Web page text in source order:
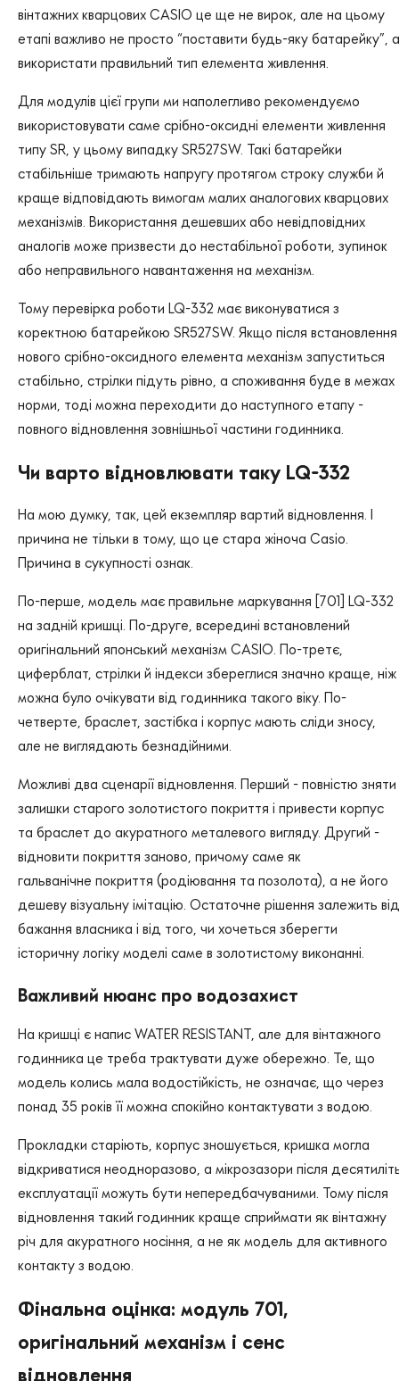
вінтажних кварцових CASIO це ще не вирок, але на цьому
етапі важливо не просто “поставити будь-яку батарейку”, а
використати правильний тип елемента живлення.
Для модулів цієї групи ми наполегливо рекомендуємо
використовувати саме срібно-оксидні елементи живлення
типу SR, у цьому випадку SR527SW. Такі батарейки
стабільніше тримають напругу протягом строку служби й
краще відповідають вимогам малих аналогових кварцових
механізмів. Використання дешевших або невідповідних
аналогів може призвести до нестабільної роботи, зупинок
або неправильного навантаження на механізм.
Тому перевірка роботи LQ-332 має виконуватися з
коректною батарейкою SR527SW. Якщо після встановлення
нового срібно-оксидного елемента механізм запуститься
стабільно, стрілки підуть рівно, а споживання буде в межах
норми, тоді можна переходити до наступного етапу -
повного відновлення зовнішньої частини годинника.
Чи варто відновлювати таку LQ-332
На мою думку, так, цей екземпляр вартий відновлення. І
причина не тільки в тому, що це стара жіноча Casio.
Причина в сукупності ознак.
По-перше, модель має правильне маркування [701] LQ-332
на задній кришці. По-друге, всередині встановлений
оригінальний японський механізм CASIO. По-третє,
циферблат, стрілки й індекси збереглися значно краще, ніж
можна було очікувати від годинника такого віку. По-
четверте, браслет, застібка і корпус мають сліди зносу,
але не виглядають безнадійними.
Можливі два сценарії відновлення. Перший - повністю зняти
залишки старого золотистого покриття і привести корпус
та браслет до акуратного металевого вигляду. Другий -
відновити покриття заново, причому саме як
гальванічне покриття (родіювання та позолота), а не його
дешеву візуальну імітацію. Остаточне рішення залежить від
бажання власника і від того, чи хочеться зберегти
історичну логіку моделі саме в золотистому виконанні.
Важливий нюанс про водозахист
На кришці є напис WATER RESISTANT, але для вінтажного
годинника це треба трактувати дуже обережно. Те, що
модель колись мала водостійкість, не означає, що через
понад 35 років її можна спокійно контактувати з водою.
Прокладки старіють, корпус зношується, кришка могла
відкриватися неодноразово, а мікрозазори після
експлуатації можуть бути непередбачуваними. Тому після
відновлення такий годинник краще сприймати як вінтажну
річ для акуратного носіння, а не як модель для активного
контакту з водою.
Фінальна оцінка: модуль 701,
оригінальний механізм і сенс
відновлення